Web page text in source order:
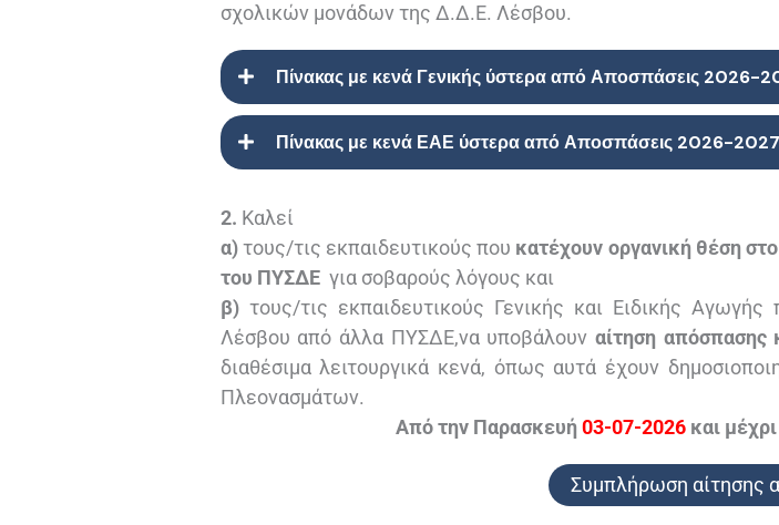
σχολικών μονάδων της Δ.Δ.Ε. Λέσβου.
Πίνακας με κενά Γενικής ύστερα από Αποσπάσεις 2026-
Πίνακας με κενά ΕΑΕ ύστερα από Αποσπάσεις 2026-2027
2. Καλεί
α)τους/τις εκπαιδευτικούς που κατέχουν οργανική θέση
του ΠΥΣΔΕ για σοβαρούς λόγους και
β)τους/τις εκπαιδευτικούς Γενικής και Ειδικής
Λέσβου από άλλα ΠΥΣΔΕ,να υποβάλουναίτηση απόσπασης
διαθέσιμα λειτουργικά κενά, όπως αυτά έχουν
Πλεονασμάτων.
Από την Παρασκευή03-07-2026και
Συμπλήρωση αίτησης